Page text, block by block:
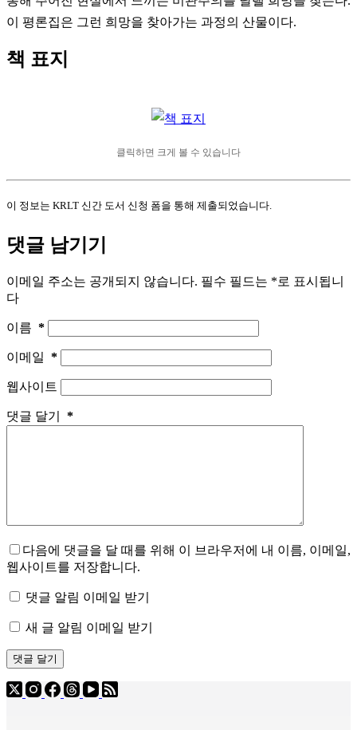
이 평론집은 그런 희망을 찾아가는 과정의 산물이다.
책 표지
클릭하면 크게 볼 수 있습니다
이 정보는 KRLT 신간 도서 신청 폼을 통해 제출되었습니다.
댓글 남기기
이메일 주소는 공개되지 않습니다. 필수 필드는 *로 표시됩니
다
이름 *
이메일 *
웹사이트
댓글 달기 *
다음에 댓글을 달 때를 위해 이 브라우저에 내 이름, 이메일,
웹사이트를 저장합니다.
댓글 알림 이메일 받기
새 글 알림 이메일 받기
댓글 달기